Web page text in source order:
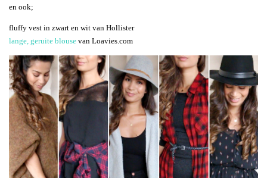
en ook;
fluffy vest in zwart en wit van Hollister
lange, geruite blouse van Loavies.com